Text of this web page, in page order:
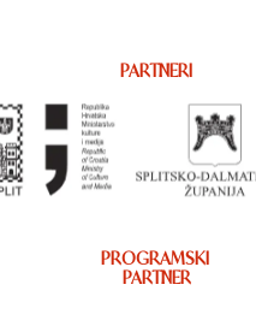
PARTNERI
PROGRAMSKI
PARTNER